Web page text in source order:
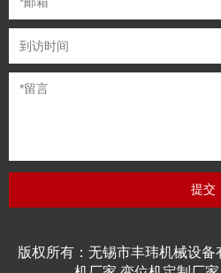
版权所有：无锡市丰玮机械设